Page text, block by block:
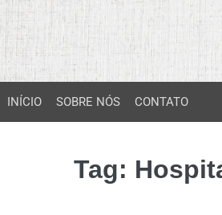
INÍCIO SOBRE NÓS CONTATO
Tag: